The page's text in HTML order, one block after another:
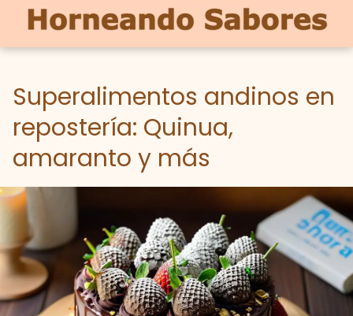
Superalimentos andinos en
repostería: Quinua,
amaranto y más